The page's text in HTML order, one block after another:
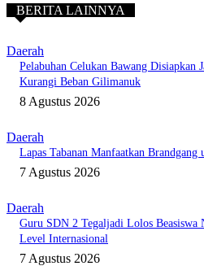
BERITA LAINNYA
Daerah
Pelabuhan Celukan Bawang Disiapkan
Kurangi Beban Gilimanuk
8 Agustus 2026
Daerah
Lapas Tabanan Manfaatkan
7 Agustus 2026
Daerah
Guru SDN 2 Tegaljadi Lolos Beasiswa
Level Internasional
7 Agustus 2026